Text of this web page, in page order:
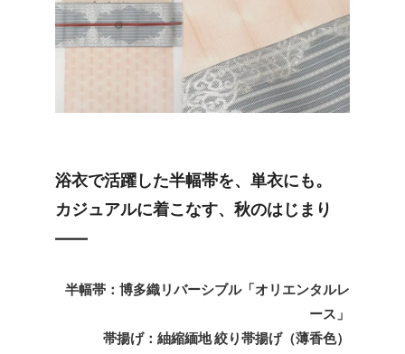
浴衣で活躍した半幅帯を、単衣にも。
カジュアルに着こなす、秋のはじまり
――
半幅帯：博多織リバーシブル「オリエンタルレ
ース」
帯揚げ：紬縮緬地 絞り帯揚げ（薄香色）